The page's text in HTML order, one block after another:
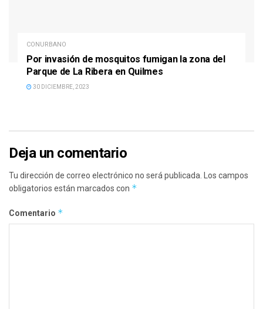
CONURBANO
Por invasión de mosquitos fumigan la zona del
Parque de La Ribera en Quilmes
30 DICIEMBRE, 2023
Deja un comentario
Tu dirección de correo electrónico no será publicada.
Los campos
obligatorios están marcados con *
Comentario *